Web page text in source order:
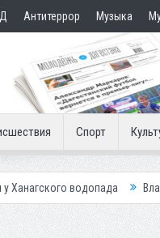
Антитеррор Музыка
Спорт
Власти Махачкалы